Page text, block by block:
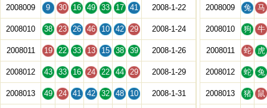
2008009 9 30 16 49 33 17 41 2008-1-22
2008010 38 23 26 46 10 42 29 2008-1-24
2008011 19 22 33 13 15 38 39 2008-1-26
2008012 43 33 16 24 22 44 29 2008-1-29
2008013 49 24 41 42 32 48 10 2008-1-31
2008009 兔 马
2008010 狗 牛
2008011 蛇 虎
2008012 蛇 兔
2008013 猪 鼠